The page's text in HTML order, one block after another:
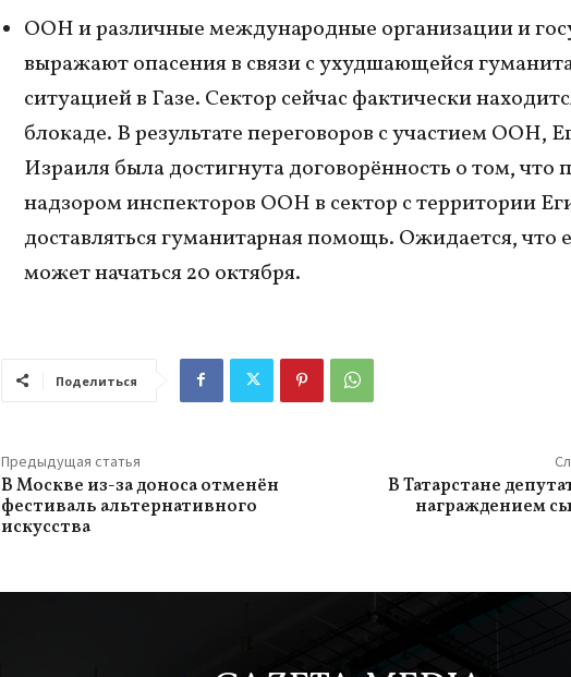
ООН и различные международные организации и
выражают опасения в связи с ухудшающейся
ситуацией в Газе. Сектор сейчас фактически
блокаде. В результате переговоров с участием ООН,
Израиля была достигнута договорённость о том, что
надзором инспекторов ООН в сектор с территории
доставляться гуманитарная помощь. Ожидается, что
может начаться 20 октября.
Поделиться
Предыдущая статья
В Москве из-за доноса отменён
фестиваль альтернативного
искусства
В Татарстане
награждением